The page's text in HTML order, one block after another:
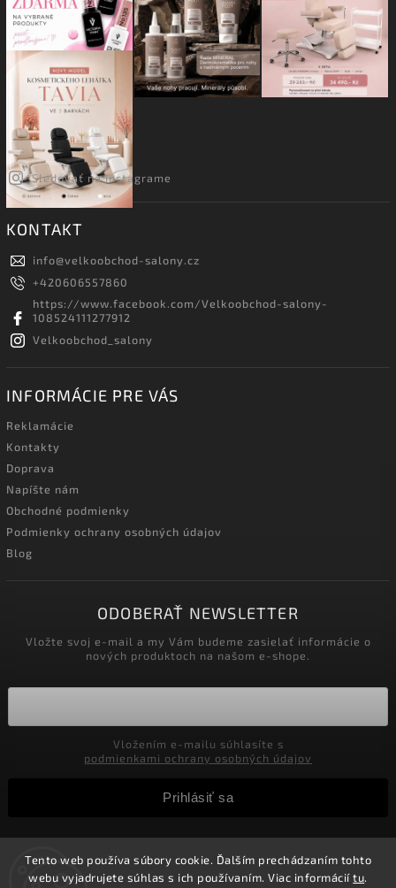
Tento web používa súbory cookie. Ďalším prechádzaním tohto
webu vyjadrujete súhlas s ich používaním. Viac informáciítu.
Sledovať na Instagrame
KONTAKT
info@velkoobchod-salony.cz
+420606557860
https://www.facebook.com/Velkoobchod-salony-
108524111277912
Velkoobchod_salony
INFORMÁCIE PRE VÁS
Reklamácie
Kontakty
Doprava
Napíšte nám
Obchodné podmienky
Podmienky ochrany osobných údajov
Blog
ODOBERAŤ NEWSLETTER
Vložte svoj e-mail a my Vám budeme zasielať informácie o
nových produktoch na našom e-shope.
podmienkami ochrany osobných údajov
Prihlásiť sa
Copyright 2026 Velkoobchod-salony.sk. Všetky práva
vyhradené.